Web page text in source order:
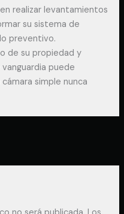
realizar levantamientos
su sistema de
preventivo.
de su propiedad y
puede
simple nunca